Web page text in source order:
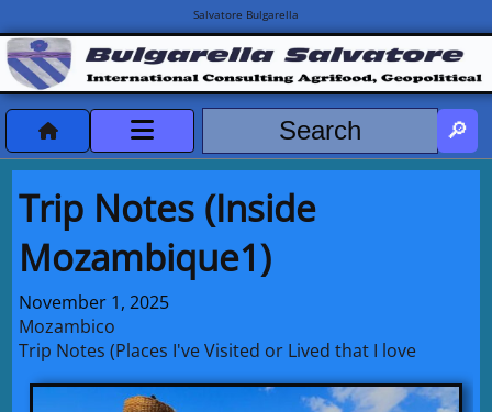
Salvatore Bulgarella
HOME
DeclassificatiNC
Turismo Progetti
Projects Missions
Trip Notes (Inside
Mozambique1)
November 1, 2025
Mozambico
Trip Notes (Places I've Visited or Lived that I love